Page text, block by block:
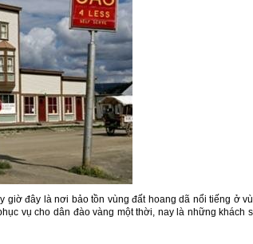
giờ đây là nơi bảo tồn vùng đất hoang dã nổi tiếng ở
vụ cho dân đào vàng một thời, nay là những khách